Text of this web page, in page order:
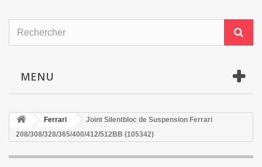
MENU
Ferrari
Joint Silentbloc de Suspension Ferrari
208/308/328/365/400/412/512BB (105342)